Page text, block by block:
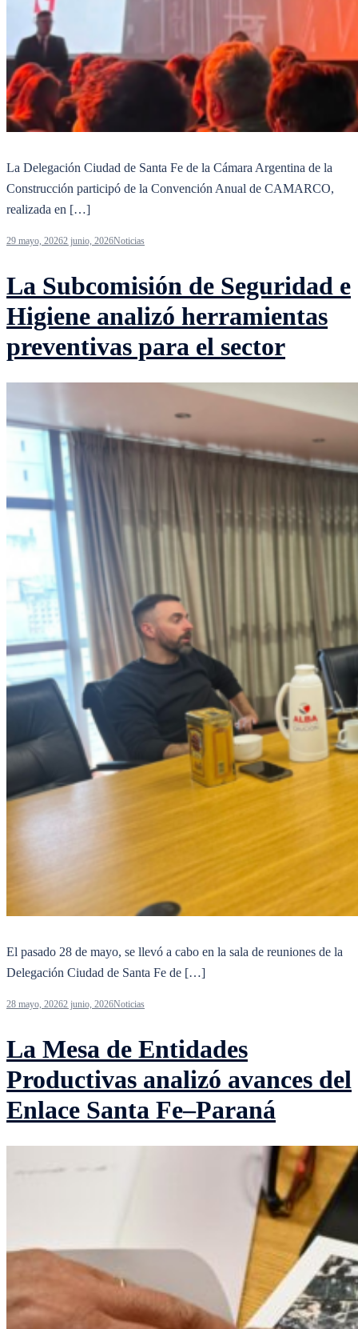
La Delegación Ciudad de Santa Fe de la Cámara Argentina de la
Construcción participó de la Convención Anual de CAMARCO,
realizada en […]
29 mayo, 20262 junio, 2026Noticias
La Subcomisión de Seguridad e
Higiene analizó herramientas
preventivas para el sector
El pasado 28 de mayo, se llevó a cabo en la sala de reuniones de la
Delegación Ciudad de Santa Fe de […]
28 mayo, 20262 junio, 2026Noticias
La Mesa de Entidades
Productivas analizó avances del
Enlace Santa Fe–Paraná